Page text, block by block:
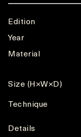
Edition
Year
Material
Size (H×W×D)
Technique
Details